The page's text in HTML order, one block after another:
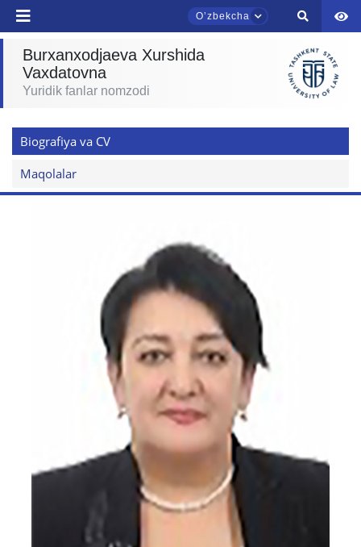
Oʼzbekcha
Burxanxodjaeva Xurshida
Vaxdatovna
Yuridik fanlar nomzodi
Biografiya va CV
Maqolalar
TDYU qabul murojaatlari chati
Assalomu alaykum! TDYU qabul murojaatlari
chatiga xush kelibsiz.
Mavzuni tanlang — keyin shu mavzudagi aniq
2. Hujjatlar (magistr) (4)
3. Suhbat (bakalavr) (8)
5. To'lov-kontrakt (2)
✉️ Adminga yozish